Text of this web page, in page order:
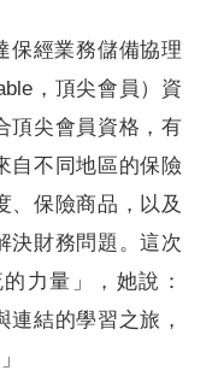
保經業務儲備協理
，頂尖會員）資
頂尖會員資格，有
自不同地區的保險
、保險商品，以及
決財務問題。這次
力量」，她說：
連結的學習之旅，